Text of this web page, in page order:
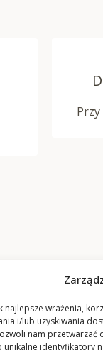
najlepsze wrażenia,
i/lub uzyskiwania
nam przetwarzać
unikalne identyfikatory